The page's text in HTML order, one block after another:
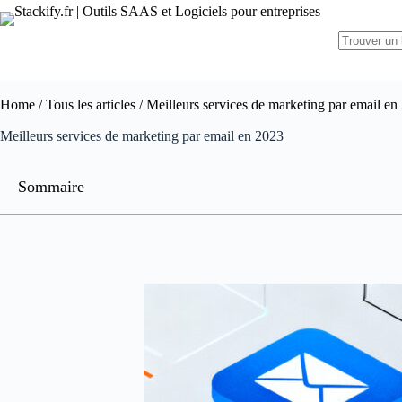
Home /Tous les articles / Meilleurs services de marketing par email en
Meilleurs services de marketing par email en 2023
Sommaire